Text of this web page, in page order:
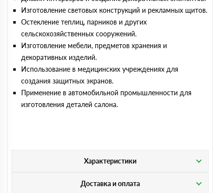
Изготовление световых конструкций и рекламных щитов.
Остекление теплиц, парников и других
сельскохозяйственных сооружений.
Изготовление мебели, предметов хранения и
декоративных изделий.
Использование в медицинских учреждениях для
создания защитных экранов.
Применение в автомобильной промышленности для
изготовления деталей салона.
Характеристики
Доставка и оплата